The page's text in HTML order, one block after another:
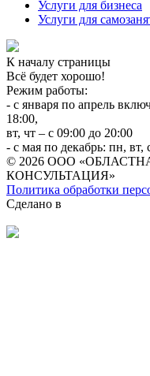
Услуги для бизнеса
Услуги для
К началу страницы
Всё будет хорошо!
Режим работы:
- с января по апрель
18:00,
вт, чт – с 09:00 до 20:00
- с мая по декабрь: пн, вт,
© 2026 ООО
КОНСУЛЬТАЦИЯ»
Политика обработки
Сделано в